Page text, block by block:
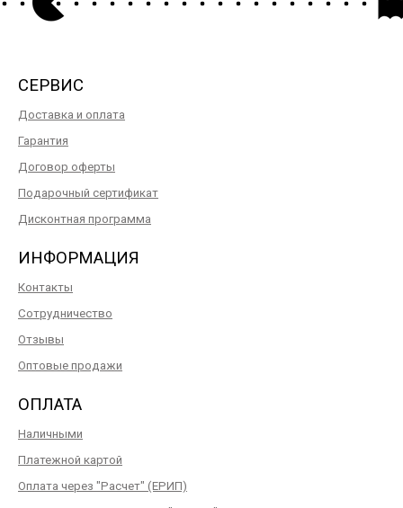
СЕРВИС
Доставка и оплата
Гарантия
Договор оферты
Подарочный сертификат
Дисконтная программа
ИНФОРМАЦИЯ
Контакты
Сотрудничество
Отзывы
Оптовые продажи
ОПЛАТА
Наличными
Платежной картой
Оплата через "Расчет" (ЕРИП)